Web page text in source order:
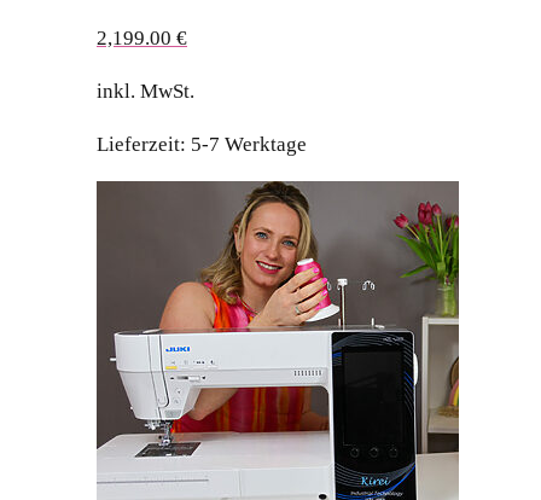
2,199.00 €
inkl. MwSt.
Lieferzeit: 5-7 Werktage